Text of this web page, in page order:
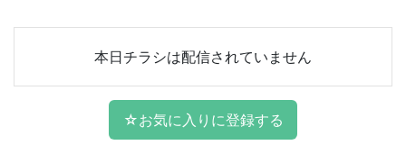
本日チラシは配信されていません